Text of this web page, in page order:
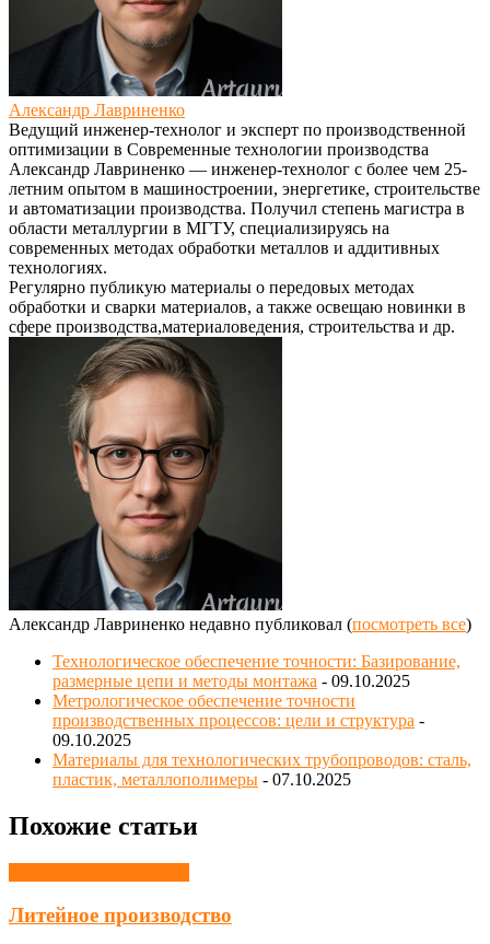
Александр Лавриненко
Ведущий инженер-технолог и эксперт по производственной
оптимизации в Современные технологии производства
Александр Лавриненко — инженер-технолог с более чем 25-
летним опытом в машиностроении, энергетике, строительстве
и автоматизации производства. Получил степень магистра в
области металлургии в МГТУ, специализируясь на
современных методах обработки металлов и аддитивных
технологиях.
Регулярно публикую материалы о передовых методах
обработки и сварки материалов, а также освещаю новинки в
сфере производства,материаловедения, строительства и др.
Александр Лавриненко недавно публиковал (посмотреть все)
Технологическое обеспечение точности: Базирование,
размерные цепи и методы монтажа - 09.10.2025
Метрологическое обеспечение точности
производственных процессов: цели и структура -
09.10.2025
Материалы для технологических трубопроводов: сталь,
пластик, металлополимеры - 07.10.2025
Похожие статьи
Литейное производство